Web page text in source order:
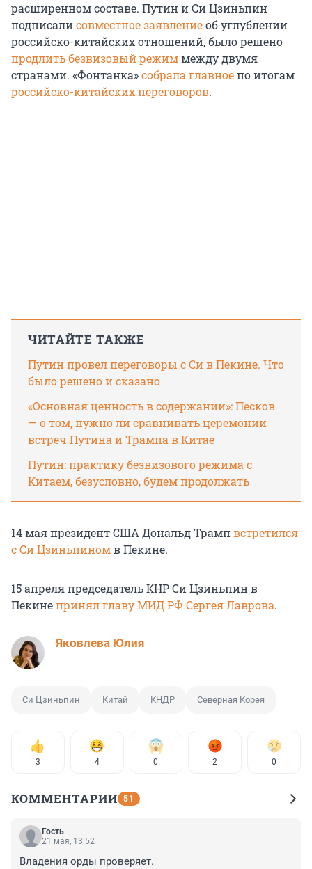
расширенном составе. Путин и Си Цзиньпин
подписалисовместное заявлениеоб углублении
российско-китайских отношений, было решено
продлить безвизовый режиммежду двумя
странами. «Фонтанка»собрала главноепо итогам
российско-китайских переговоров.
ЧИТАЙТЕ ТАКЖЕ
Путин провел переговоры с Си в Пекине. Что
было решено и сказано
«Основная ценность в содержании»: Песков
— о том, нужно ли сравнивать церемонии
встреч Путина и Трампа в Китае
Путин: практику безвизового режима с
Китаем, безусловно, будем продолжать
14 мая президент США Дональд Трампвстретился
с Си Цзиньпиномв Пекине.
15 апреля председатель КНР Си Цзиньпин в
Пекинепринял главу МИД РФ Сергея Лаврова.
Яковлева Юлия
Си Цзиньпин Китай КНДР Северная Корея
3 4 0 2 0
КОММЕНТАРИИ 51
Гость
21 мая, 13:52
Владения орды проверяет.